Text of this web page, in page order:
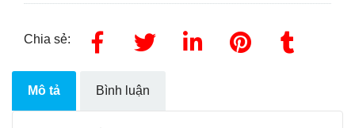
Chia sẻ:
Mô tả Bình luận